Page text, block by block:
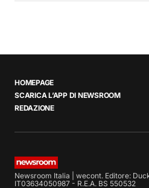
HOMEPAGE
SCARICA L’APP DI NEWSROOM
REDAZIONE
Newsroom Italia | wecont. Editore:
IT03634050987 - R.E.A. BS 550532